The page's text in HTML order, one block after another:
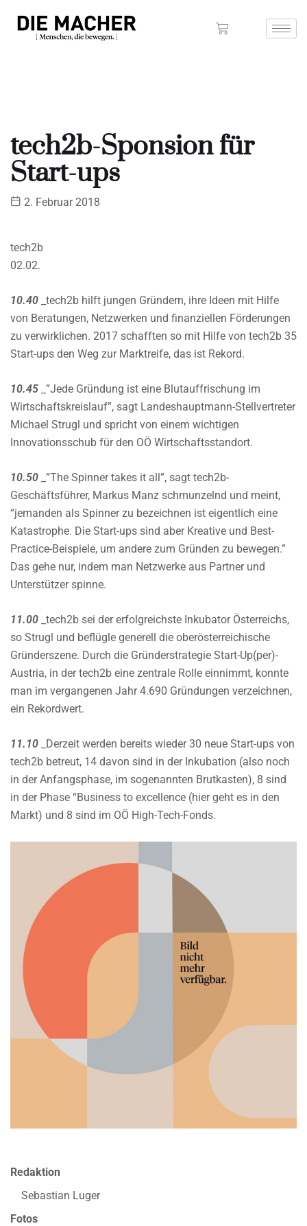
tech2b-Sponsion für
Start-ups
2. Februar 2018
tech2b
02.02.
10.40 _tech2b hilft jungen Gründern, ihre Ideen mit Hilfe
von Beratungen, Netzwerken und finanziellen Förderungen
zu verwirklichen. 2017 schafften so mit Hilfe von tech2b 35
Start-ups den Weg zur Marktreife, das ist Rekord.
10.45 _”Jede Gründung ist eine Blutauffrischung im
Wirtschaftskreislauf”, sagt Landeshauptmann-Stellvertreter
Michael Strugl und spricht von einem wichtigen
Innovationsschub für den OÖ Wirtschaftsstandort.
10.50 _”The Spinner takes it all”, sagt tech2b-
Geschäftsführer, Markus Manz schmunzelnd und meint,
“jemanden als Spinner zu bezeichnen ist eigentlich eine
Katastrophe. Die Start-ups sind aber Kreative und Best-
Practice-Beispiele, um andere zum Gründen zu bewegen.”
Das gehe nur, indem man Netzwerke aus Partner und
Unterstützer spinne.
11.00 _tech2b sei der erfolgreichste Inkubator Österreichs,
so Strugl und beflügle generell die oberösterreichische
Gründerszene. Durch die Gründerstrategie Start-Up(per)-
Austria, in der tech2b eine zentrale Rolle einnimmt, konnte
man im vergangenen Jahr 4.690 Gründungen verzeichnen,
ein Rekordwert.
11.10 _Derzeit werden bereits wieder 30 neue Start-ups von
tech2b betreut, 14 davon sind in der Inkubation (also noch
in der Anfangsphase, im sogenannten Brutkasten), 8 sind
in der Phase “Business to excellence (hier geht es in den
Markt) und 8 sind im OÖ High-Tech-Fonds.
Redaktion
Sebastian Luger
Fotos